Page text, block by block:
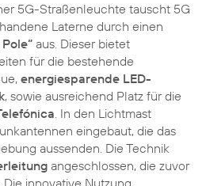
5G-Straßenleuchte tauscht 5G
Laterne durch einen
aus. Dieser bietet
für die bestehende
energiesparende LED-
, sowie ausreichend Platz für die
. In den Lichtmast
eingebaut, die das
aussenden. Die Technik
angeschlossen, die zuvor